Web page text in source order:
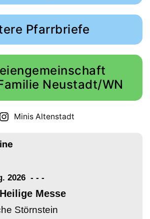
Pfarrbriefe
Neustadt/WN
Minis Altenstadt
2026 - - -
Messe
Störnstein